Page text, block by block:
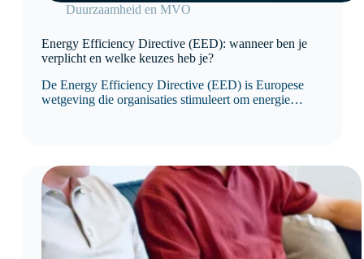
Duurzaamheid en MVO
Energy Efficiency Directive (EED): wanneer ben je
verplicht en welke keuzes heb je?
De Energy Efficiency Directive (EED) is Europese
wetgeving die organisaties stimuleert om energie
verplichtingen.